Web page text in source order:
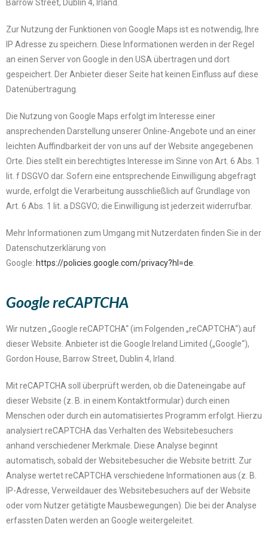
Barrow Street, Dublin 4, Irland.
Zur Nutzung der Funktionen von Google Maps ist es notwendig, Ihre
IP Adresse zu speichern. Diese Informationen werden in der Regel
an einen Server von Google in den USA übertragen und dort
gespeichert. Der Anbieter dieser Seite hat keinen Einfluss auf diese
Datenübertragung.
Die Nutzung von Google Maps erfolgt im Interesse einer
ansprechenden Darstellung unserer Online-Angebote und an einer
leichten Auffindbarkeit der von uns auf der Website angegebenen
Orte. Dies stellt ein berechtigtes Interesse im Sinne von Art. 6 Abs. 1
lit. f DSGVO dar. Sofern eine entsprechende Einwilligung abgefragt
wurde, erfolgt die Verarbeitung ausschließlich auf Grundlage von
Art. 6 Abs. 1 lit. a DSGVO; die Einwilligung ist jederzeit widerrufbar.
Mehr Informationen zum Umgang mit Nutzerdaten finden Sie in der
Datenschutzerklärung von
Google: https://policies.google.com/privacy?hl=de
Google reCAPTCHA
Wir nutzen „Google reCAPTCHA“ (im Folgenden „reCAPTCHA“) auf
dieser Website. Anbieter ist die Google Ireland Limited („Google“),
Gordon House, Barrow Street, Dublin 4, Irland.
Mit reCAPTCHA soll überprüft werden, ob die Dateneingabe auf
dieser Website (z. B. in einem Kontaktformular) durch einen
Menschen oder durch ein automatisiertes Programm erfolgt. Hierzu
analysiert reCAPTCHA das Verhalten des Websitebesuchers
anhand verschiedener Merkmale. Diese Analyse beginnt
automatisch, sobald der Websitebesucher die Website betritt. Zur
Analyse wertet reCAPTCHA verschiedene Informationen aus (z. B.
IP-Adresse, Verweildauer des Websitebesuchers auf der Website
oder vom Nutzer getätigte Mausbewegungen). Die bei der Analyse
erfassten Daten werden an Google weitergeleitet.